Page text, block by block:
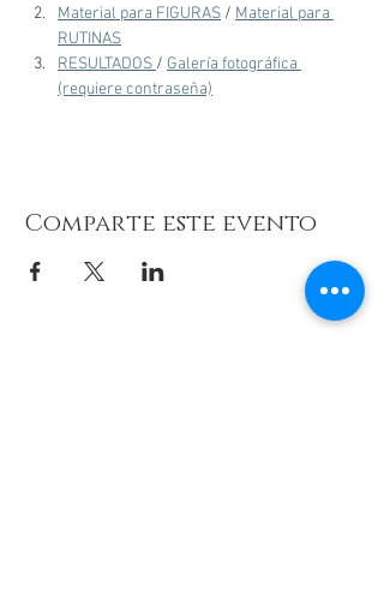
Material para FIGURAS / Material para
RUTINAS
RESULTADOS / Galería fotográfica
(requiere contraseña)
Comparte este evento